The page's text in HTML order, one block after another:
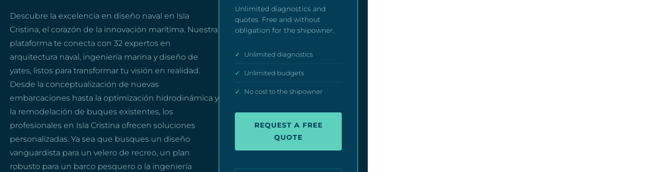
Descubre la excelencia en diseño naval en Isla
Cristina, el corazón de la innovación marítima. Nuestra
plataforma te conecta con 32 expertos en
arquitectura naval, ingeniería marina y diseño de
yates, listos para transformar tu visión en realidad.
Desde la conceptualización de nuevas
embarcaciones hasta la optimización hidrodinámica y
la remodelación de buques existentes, los
profesionales en Isla Cristina ofrecen soluciones
personalizadas. Ya sea que busques un diseño
vanguardista para un velero de recreo, un plan
robusto para un barco pesquero o la ingeniería
Unlimited diagnostics and
quotes. Free and without
obligation for the shipowner.
✓ Unlimited diagnostics
✓ Unlimited budgets
✓ No cost to the shipowner
REQUEST A FREE
QUOTE